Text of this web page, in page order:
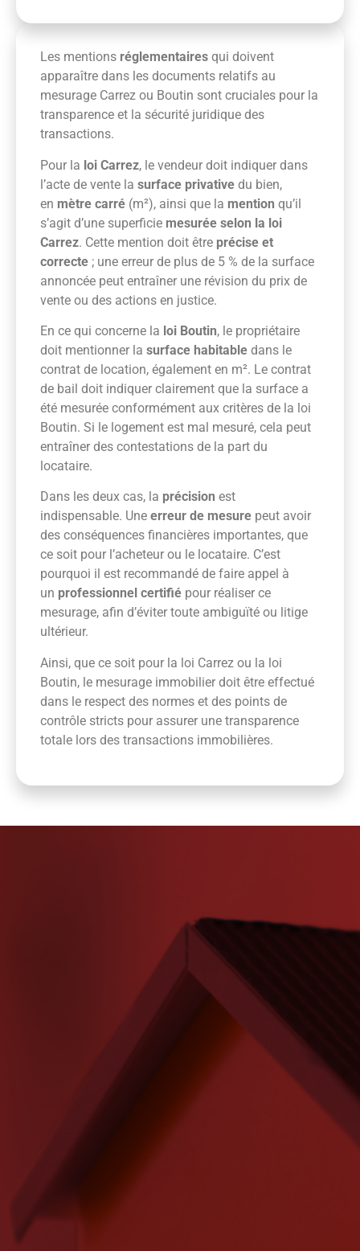
Les mentions réglementaires qui doivent
apparaître dans les documents relatifs au
mesurage Carrez ou Boutin sont cruciales pour la
transparence et la sécurité juridique des
transactions.
Pour la loi Carrez, le vendeur doit indiquer dans
l’acte de vente la surface privative du bien,
en mètre carré (m²), ainsi que la mention qu’il
s’agit d’une superficie mesurée selon la loi
Carrez. Cette mention doit être précise et
correcte ; une erreur de plus de 5 % de la surface
annoncée peut entraîner une révision du prix de
vente ou des actions en justice.
En ce qui concerne la loi Boutin, le propriétaire
doit mentionner la surface habitable dans le
contrat de location, également en m². Le contrat
de bail doit indiquer clairement que la surface a
été mesurée conformément aux critères de la loi
Boutin. Si le logement est mal mesuré, cela peut
entraîner des contestations de la part du
locataire.
Dans les deux cas, la précision est
indispensable. Une erreur de mesure peut avoir
des conséquences financières importantes, que
ce soit pour l’acheteur ou le locataire. C’est
pourquoi il est recommandé de faire appel à
un professionnel certifié pour réaliser ce
mesurage, afin d’éviter toute ambiguïté ou litige
ultérieur.
Ainsi, que ce soit pour la loi Carrez ou la loi
Boutin, le mesurage immobilier doit être effectué
dans le respect des normes et des points de
contrôle stricts pour assurer une transparence
totale lors des transactions immobilières.